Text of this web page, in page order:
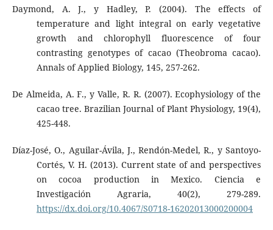
Daymond, A. J., y Hadley, P. (2004). The effects of
temperature and light integral on early vegetative
growth and chlorophyll fluorescence of four
contrasting genotypes of cacao (Theobroma cacao).
Annals of Applied Biology, 145, 257-262.
De Almeida, A. F., y Valle, R. R. (2007). Ecophysiology of the
cacao tree. Brazilian Journal of Plant Physiology, 19(4),
425-448.
Díaz-José, O., Aguilar-Ávila, J., Rendón-Medel, R., y Santoyo-
Cortés, V. H. (2013). Current state of and perspectives
on cocoa production in Mexico. Ciencia e
Investigación Agraria, 40(2), 279-289.
https://dx.doi.org/10.4067/S0718-16202013000200004